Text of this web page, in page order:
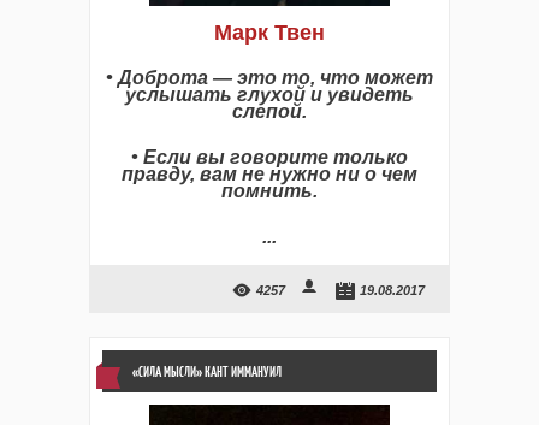
Марк Твен
• Доброта — это то, что может
услышать глухой и увидеть
слепой.
• Если вы говорите только
правду, вам не нужно ни о чем
помнить.
...
4257 19.08.2017
«СИЛА МЫСЛИ» КАНТ ИММАНУИЛ